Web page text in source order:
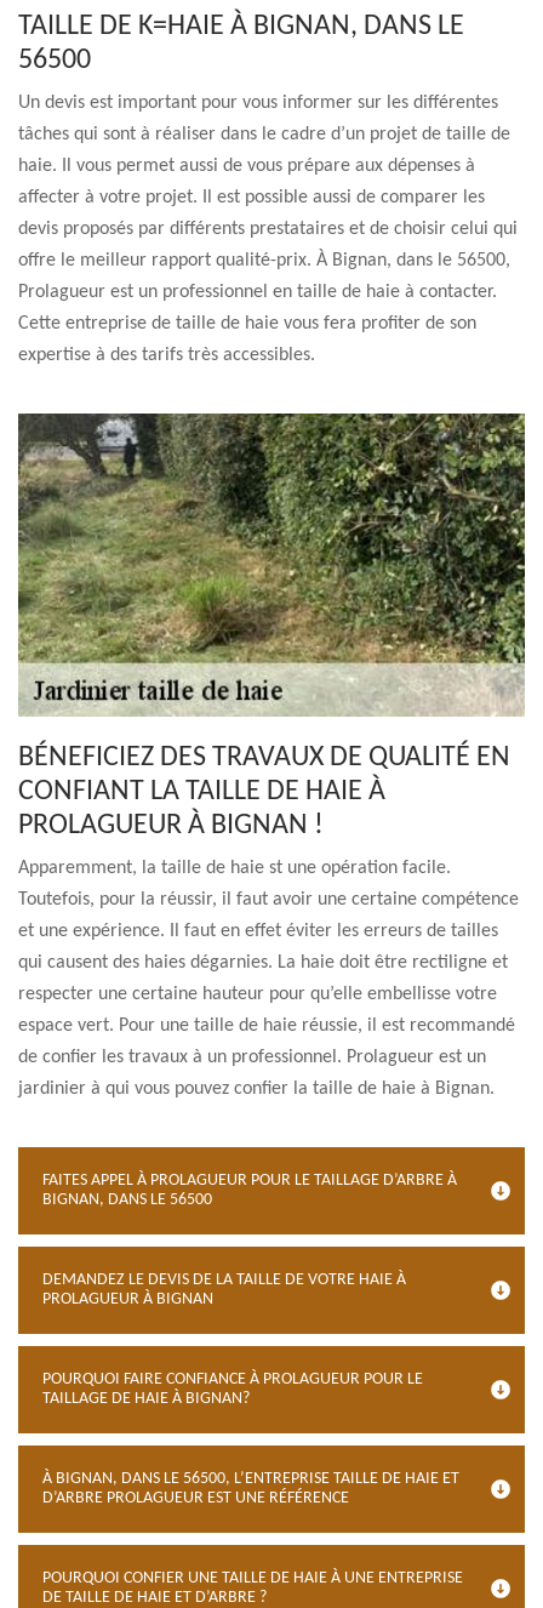
TAILLE DE K=HAIE À BIGNAN, DANS LE
56500
Un devis est important pour vous informer sur les différentes
tâches qui sont à réaliser dans le cadre d’un projet de taille de
haie. Il vous permet aussi de vous prépare aux dépenses à
affecter à votre projet. Il est possible aussi de comparer les
devis proposés par différents prestataires et de choisir celui qui
offre le meilleur rapport qualité-prix. À Bignan, dans le 56500,
Prolagueur est un professionnel en taille de haie à contacter.
Cette entreprise de taille de haie vous fera profiter de son
expertise à des tarifs très accessibles.
BÉNEFICIEZ DES TRAVAUX DE QUALITÉ EN
CONFIANT LA TAILLE DE HAIE À
PROLAGUEUR À BIGNAN !
Apparemment, la taille de haie st une opération facile.
Toutefois, pour la réussir, il faut avoir une certaine compétence
et une expérience. Il faut en effet éviter les erreurs de tailles
qui causent des haies dégarnies. La haie doit être rectiligne et
respecter une certaine hauteur pour qu’elle embellisse votre
espace vert. Pour une taille de haie réussie, il est recommandé
de confier les travaux à un professionnel. Prolagueur est un
jardinier à qui vous pouvez confier la taille de haie à Bignan.
FAITES APPEL À PROLAGUEUR POUR LE TAILLAGE D’ARBRE À
BIGNAN, DANS LE 56500
DEMANDEZ LE DEVIS DE LA TAILLE DE VOTRE HAIE À
PROLAGUEUR À BIGNAN
POURQUOI FAIRE CONFIANCE À PROLAGUEUR POUR LE
TAILLAGE DE HAIE À BIGNAN?
À BIGNAN, DANS LE 56500, L’ENTREPRISE TAILLE DE HAIE ET
D’ARBRE PROLAGUEUR EST UNE RÉFÉRENCE
POURQUOI CONFIER UNE TAILLE DE HAIE À UNE ENTREPRISE
DE TAILLE DE HAIE ET D’ARBRE ?